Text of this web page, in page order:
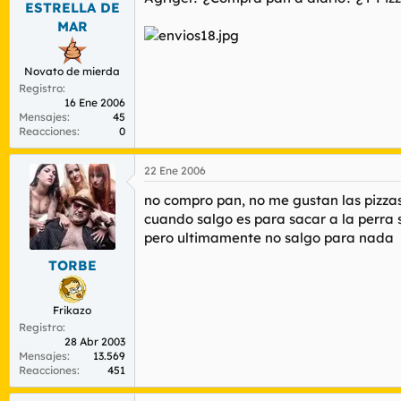
r
t
e
a
n
c
ESTRELLA DE
MAR
Novato de mierda
Registro
16 Ene 2006
Mensajes
45
Reacciones
0
TORBE
Frikazo
Registro
28 Abr 2003
Mensajes
13.569
Reacciones
451
22 Ene 2006
no compro pan, no me gustan las
cuando salgo es para sacar a la perra
pero ultimamente no salgo para nada